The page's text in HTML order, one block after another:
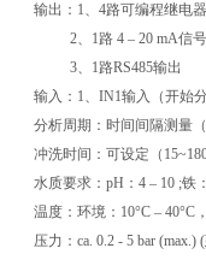
输出： 1、4路可编程继电
2、1路 4 – 20 mA信号
3、1路RS485输出
输入： 1、IN1输入（开始
分析周期：时间间隔测量（
冲洗时间：可设定（
水质要求： pH：4 – 10 ;铁
温度：环境： 10°C – 40°C
压力： ca. 0.2 - 5 bar (max.)